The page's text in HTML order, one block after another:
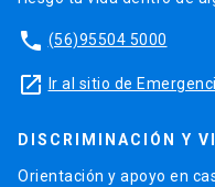
phone (56)95504 5000
launch Ir al sitio de
DISCRIMINACIÓN Y
Orientación y apoyo en